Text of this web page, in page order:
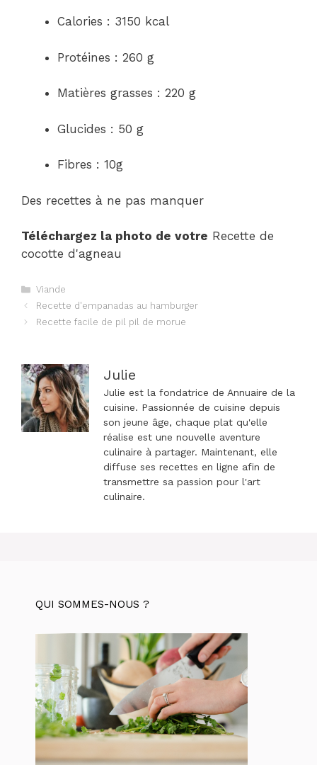
Calories : 3150 kcal
Protéines : 260 g
Matières grasses : 220 g
Glucides : 50 g
Fibres : 10g
Des recettes à ne pas manquer
Téléchargez la photo de votre Recette de
cocotte d'agneau
Catégories
Viande
Navigation
des
Recette d'empanadas au hamburger
Recette facile de pil pil de morue
Julie
Julie est la fondatrice de Annuaire de la
cuisine. Passionnée de cuisine depuis
son jeune âge, chaque plat qu'elle
réalise est une nouvelle aventure
culinaire à partager. Maintenant, elle
diffuse ses recettes en ligne afin de
transmettre sa passion pour l'art
culinaire.
QUI SOMMES-NOUS ?